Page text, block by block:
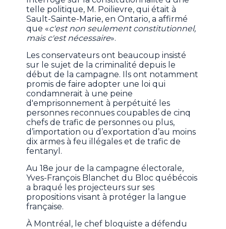
telle politique, M. Poilievre, qui était à
Sault-Sainte-Marie, en Ontario, a affirmé
que «c'est non seulement constitutionnel,
mais c'est nécessaire».
Les conservateurs ont beaucoup insisté
sur le sujet de la criminalité depuis le
début de la campagne. Ils ont notamment
promis de faire adopter une loi qui
condamnerait à une peine
d'emprisonnement à perpétuité les
personnes reconnues coupables de cinq
chefs de trafic de personnes ou plus,
d’importation ou d’exportation d’au moins
dix armes à feu illégales et de trafic de
fentanyl.
Au 18e jour de la campagne électorale,
Yves-François Blanchet du Bloc québécois
a braqué les projecteurs sur ses
propositions visant à protéger la langue
française.
À Montréal, le chef bloquiste a défendu